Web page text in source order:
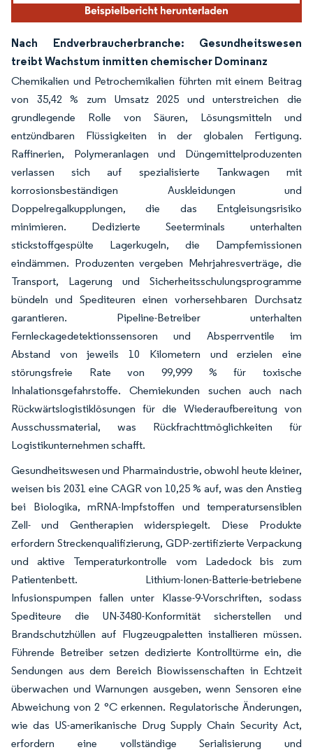
Nach Endverbraucherbranche: Gesundheitswesen
treibt Wachstum inmitten chemischer Dominanz
Chemikalien und Petrochemikalien führten mit einem Beitrag
von 35,42 % zum Umsatz 2025 und unterstreichen die
grundlegende Rolle von Säuren, Lösungsmitteln und
entzündbaren Flüssigkeiten in der globalen Fertigung.
Raffinerien, Polymeranlagen und Düngemittelproduzenten
verlassen sich auf spezialisierte Tankwagen mit
korrosionsbeständigen Auskleidungen und
Doppelregalkupplungen, die das Entgleisungsrisiko
minimieren. Dedizierte Seeterminals unterhalten
stickstoffgespülte Lagerkugeln, die Dampfemissionen
eindämmen. Produzenten vergeben Mehrjahresverträge, die
Transport, Lagerung und Sicherheitsschulungsprogramme
bündeln und Spediteuren einen vorhersehbaren Durchsatz
garantieren. Pipeline-Betreiber unterhalten
Fernleckagedetektionssensoren und Absperrventile im
Abstand von jeweils 10 Kilometern und erzielen eine
störungsfreie Rate von 99,999 % für toxische
Inhalationsgefahrstoffe. Chemiekunden suchen auch nach
Rückwärtslogistiklösungen für die Wiederaufbereitung von
Ausschussmaterial, was Rückfrachttmöglichkeiten für
Logistikunternehmen schafft.
Gesundheitswesen und Pharmaindustrie, obwohl heute kleiner,
weisen bis 2031 eine CAGR von 10,25 % auf, was den Anstieg
bei Biologika, mRNA-Impfstoffen und temperatursensiblen
Zell- und Gentherapien widerspiegelt. Diese Produkte
erfordern Streckenqualifizierung, GDP-zertifizierte Verpackung
und aktive Temperaturkontrolle vom Ladedock bis zum
Patientenbett. Lithium-Ionen-Batterie-betriebene
Infusionspumpen fallen unter Klasse-9-Vorschriften, sodass
Spediteure die UN-3480-Konformität sicherstellen und
Brandschutzhüllen auf Flugzeugpaletten installieren müssen.
Führende Betreiber setzen dedizierte Kontrolltürme ein, die
Sendungen aus dem Bereich Biowissenschaften in Echtzeit
überwachen und Warnungen ausgeben, wenn Sensoren eine
Abweichung von 2 °C erkennen. Regulatorische Änderungen,
wie das US-amerikanische Drug Supply Chain Security Act,
erfordern eine vollständige Serialisierung und